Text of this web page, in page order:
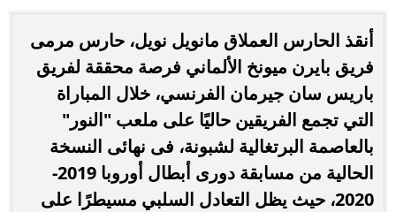
أنقذ الحارس العملاق مانويل نويل، حارس مرمى
فريق بايرن ميونخ الألماني فرصة محققة لفريق
باريس سان جيرمان الفرنسي، خلال المباراة
التي تجمع الفريقين حاليًا على ملعب "النور"
بالعاصمة البرتغالية لشبونة، فى نهائى النسخة
الحالية من مسابقة دورى أبطال أوروبا 2019-
2020، حيث يظل التعادل السلبي مسيطرًا على